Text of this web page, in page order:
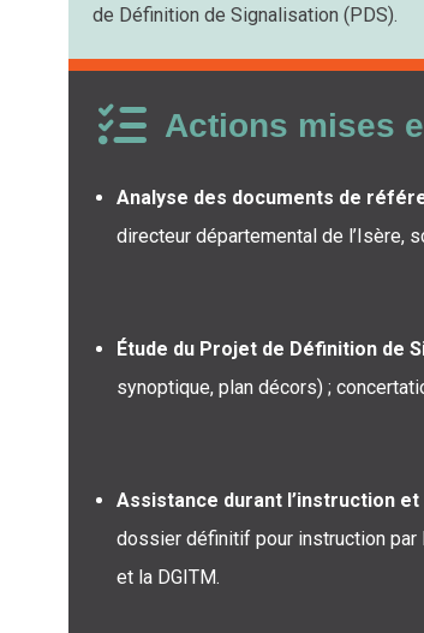
de Définition de Signalisation (PDS).
Actions mises
Analyse des documents de
directeur départemental de l’Isère,
Étude du Projet de Définition de
synoptique, plan décors) ;
Assistance durant l’instruction
dossier définitif pour instruction par
et la DGITM.